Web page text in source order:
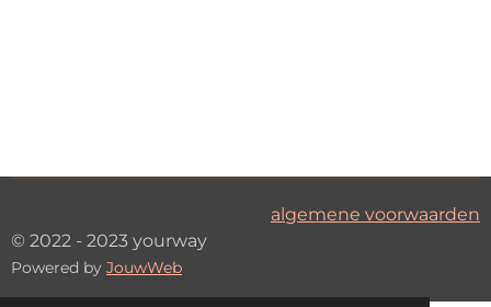
algemene voorwaarden
© 2022 - 2023 yourway
Powered by JouwWeb